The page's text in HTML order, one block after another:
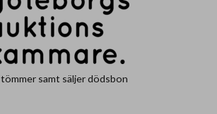
samt säljer dödsbon